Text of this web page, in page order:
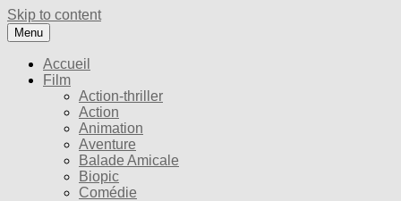
Skip to content
Menu
Accueil
Film
Action-thriller
Action
Animation
Aventure
Balade Amicale
Biopic
Comédie